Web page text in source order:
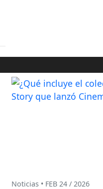
Noticias • FEB 24 / 2026